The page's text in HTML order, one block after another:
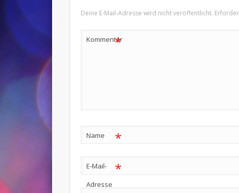
Deine E-Mail-Adresse wird nicht veröffentlicht.
Kommentar
*
Name *
E-Mail-
Adresse
*